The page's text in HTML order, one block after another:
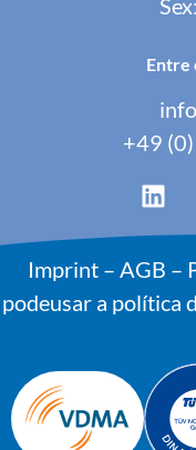
Entre
+49
Imprint– AGB –
podeusar a política